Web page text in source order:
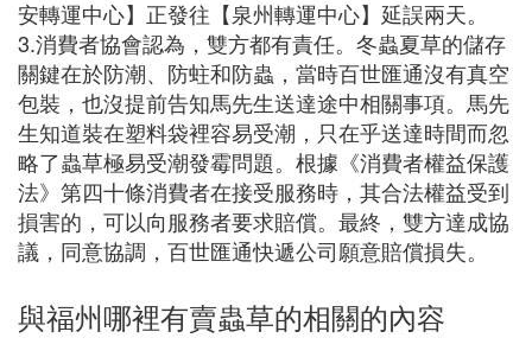
安轉運中心】正發往【泉州轉運中心】延誤兩天。
3.消費者協會認為，雙方都有責任。冬蟲夏草的儲存
關鍵在於防潮、防蛀和防蟲，當時百世匯通沒有真空
包裝，也沒提前告知馬先生送達途中相關事項。馬先
生知道裝在塑料袋裡容易受潮，只在乎送達時間而忽
略了蟲草極易受潮發霉問題。根據《消費者權益保護
法》第四十條消費者在接受服務時，其合法權益受到
損害的，可以向服務者要求賠償。最終，雙方達成協
議，同意協調，百世匯通快遞公司願意賠償損失。
與福州哪裡有賣蟲草的相關的內容